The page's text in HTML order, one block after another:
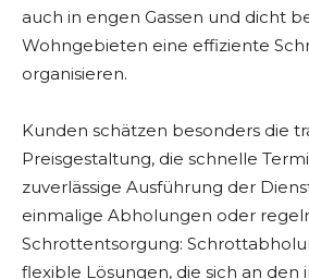
auch in engen Gassen und dicht
Wohngebieten eine effiziente
organisieren.
Kunden schätzen besonders die
Preisgestaltung, die schnelle
zuverlässige Ausführung der
einmalige Abholungen oder
Schrottentsorgung:
flexible Lösungen, die sich an den